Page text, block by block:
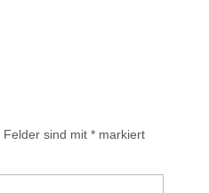
Felder sind mit * markiert